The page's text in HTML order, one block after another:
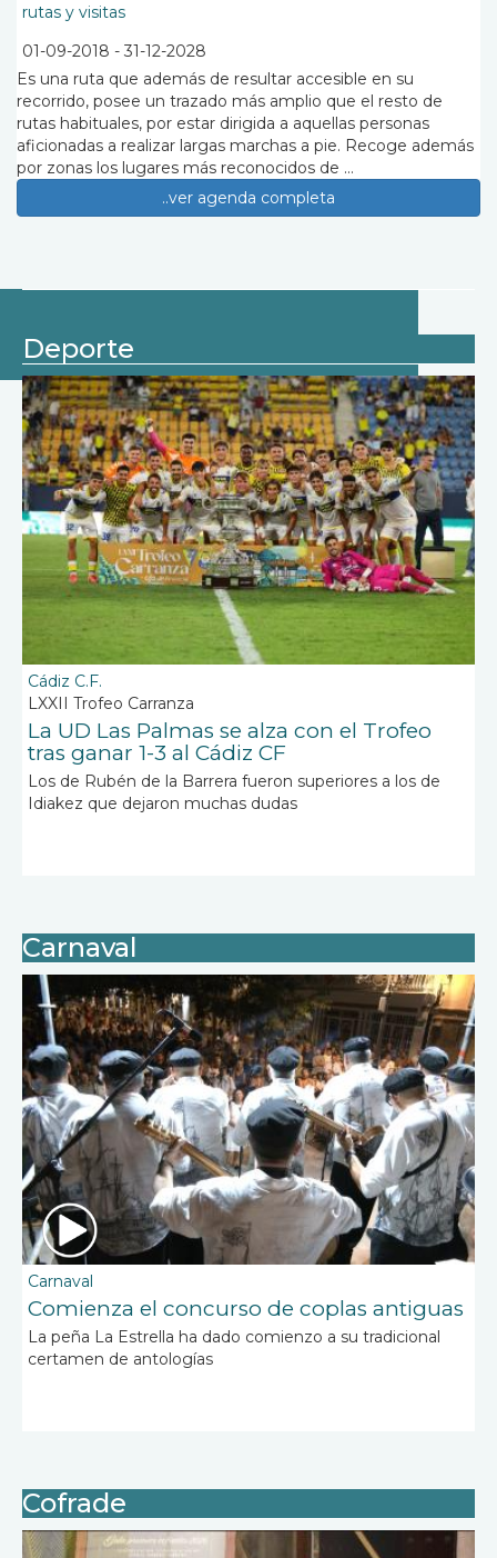
rutas y visitas
01-09-2018 - 31-12-2028
Es una ruta que además de resultar accesible en su
recorrido, posee un trazado más amplio que el resto de
rutas habituales, por estar dirigida a aquellas personas
aficionadas a realizar largas marchas a pie. Recoge además
por zonas los lugares más reconocidos de ...
..ver agenda completa
Deporte
Cádiz C.F.
LXXII Trofeo Carranza
La UD Las Palmas se alza con el Trofeo
tras ganar 1-3 al Cádiz CF
Los de Rubén de la Barrera fueron superiores a los de
Idiakez que dejaron muchas dudas
Carnaval
Carnaval
Comienza el concurso de coplas antiguas
La peña La Estrella ha dado comienzo a su tradicional
certamen de antologías
Cofrade